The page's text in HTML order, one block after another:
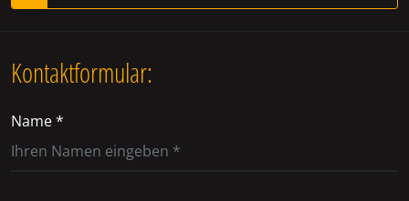
Kontaktformular:
Name *